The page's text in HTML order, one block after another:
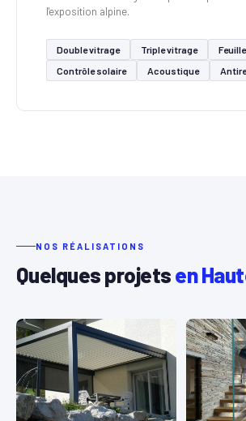
l'exposition alpine.
Double vitrage Triple vitrage
Contrôle solaire
Acoustique
NOS RÉALISATIONS
Quelques projetsen